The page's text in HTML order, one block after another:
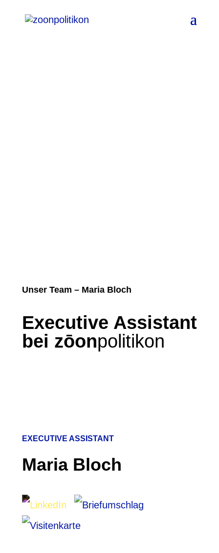
Unser Team – Maria Bloch
Executive Assistant
bei zōonpolitikon
EXECUTIVE ASSISTANT
Maria Bloch